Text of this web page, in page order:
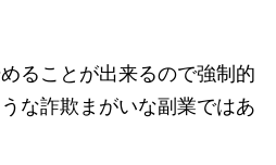
ることが出来るので強制的
な詐欺まがいな副業ではあ